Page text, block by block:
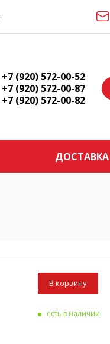
+7 (920) 572-00-52
+7 (920) 572-00-87
+7 (920) 572-00-82
В корзину
есть в наличии